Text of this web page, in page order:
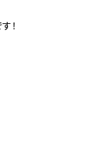
！